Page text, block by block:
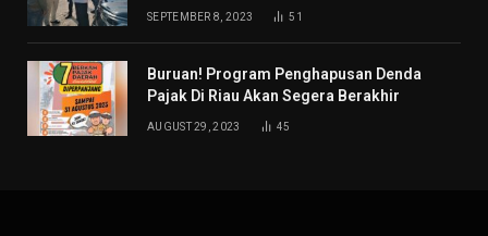
SEPTEMBER 8, 2023 51
Buruan! Program Penghapusan Denda
Pajak Di Riau Akan Segera Berakhir
AUGUST 29, 2023 45